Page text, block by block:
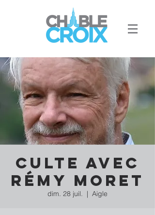
Culte avec
Rémy Moret
dim. 28 juil.
  |
Aigle